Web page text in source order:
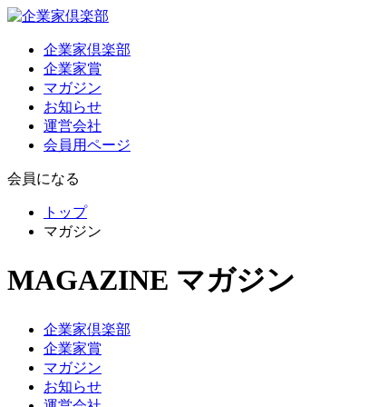
企業家倶楽部
企業家賞
マガジン
お知らせ
運営会社
会員用ページ
会員になる
トップ
マガジン
MAGAZINE マガジン
企業家倶楽部
企業家賞
マガジン
お知らせ